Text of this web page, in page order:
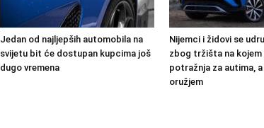
Jedan od najljepših automobila na
svijetu bit će dostupan kupcima još
dugo vremena
Nijemci i židovi se
zbog tržišta na kojem
potražnja za autima,
oružjem